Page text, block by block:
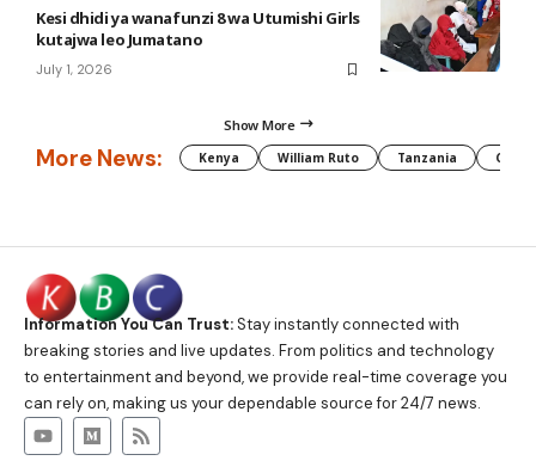
Kesi dhidi ya wanafunzi 8 wa Utumishi Girls
kutajwa leo Jumatano
July 1, 2026
Show More
More News: Kenya William Ruto Tanzania CAF
Information You Can Trust:Stay instantly connected with
breaking stories and live updates. From politics and technology
to entertainment and beyond, we provide real-time coverage you
can rely on, making us your dependable source for 24/7 news.